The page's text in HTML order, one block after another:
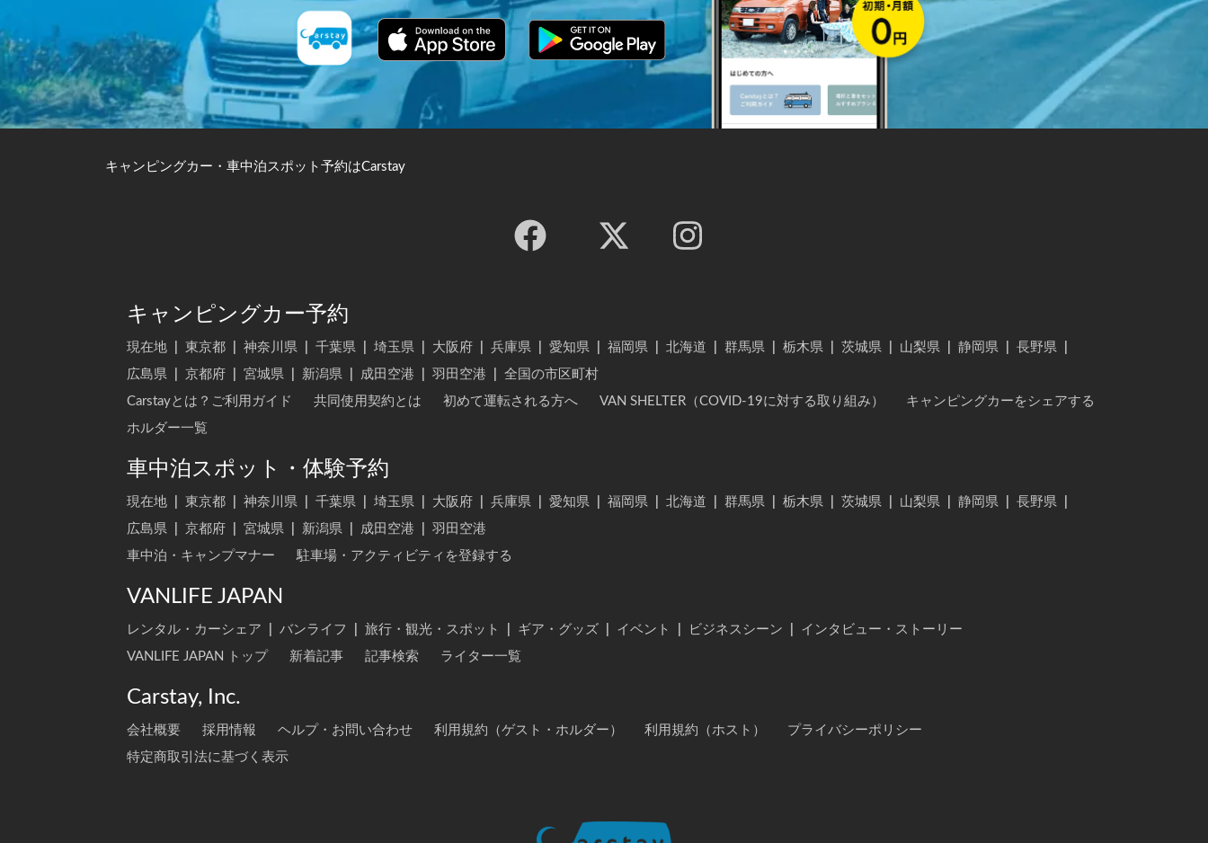
キャンピングカー・車中泊スポット予約はCarstay
キャンピングカー予約
現在地 東京都 神奈川県 千葉県 埼玉県 大阪府 兵庫県 愛知県 福岡県 北海道 群馬県 栃木県 茨城県 山梨県 静岡県 長野県
広島県
京都府 宮城県 新潟県 成田空港 羽田空港
全国の市区町村
Carstayとは？ご利用ガイド
共同使用契約とは 初めて運転される方へ VAN SHELTER（COVID-19に対する取り組み）
キャンピングカーをシェアする
ホルダー一覧
車中泊スポット・体験予約
現在地 東京都 神奈川県 千葉県 埼玉県 大阪府 兵庫県 愛知県 福岡県 北海道 群馬県 栃木県 茨城県 山梨県 静岡県 長野県
広島県
京都府 宮城県 新潟県 成田空港
羽田空港
車中泊・キャンプマナー
駐車場・アクティビティを登録する
VANLIFE JAPAN
レンタル・カーシェア バンライフ 旅行・観光・スポット ギア・グッズ イベント ビジネスシーン
インタビュー・ストーリー
VANLIFE JAPAN トップ
新着記事 記事検索 ライター一覧
Carstay, Inc.
会社概要 採用情報 ヘルプ・お問い合わせ 利用規約（ゲスト・ホルダー） 利用規約（ホスト）
プライバシーポリシー
特定商取引法に基づく表示